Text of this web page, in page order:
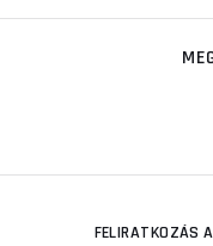
FELIRATKOZÁS